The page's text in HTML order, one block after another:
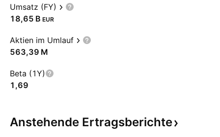
Umsatz (FY)
‪18,65 B‬ EUR
Aktien im Umlauf
‪563,39 M‬
Beta (1Y)
1,69
Anstehende Ertragsberichte